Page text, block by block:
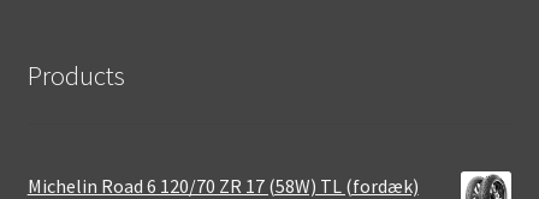
Products
Michelin Road 6 120/70 ZR 17 (58W) TL (fordæk)